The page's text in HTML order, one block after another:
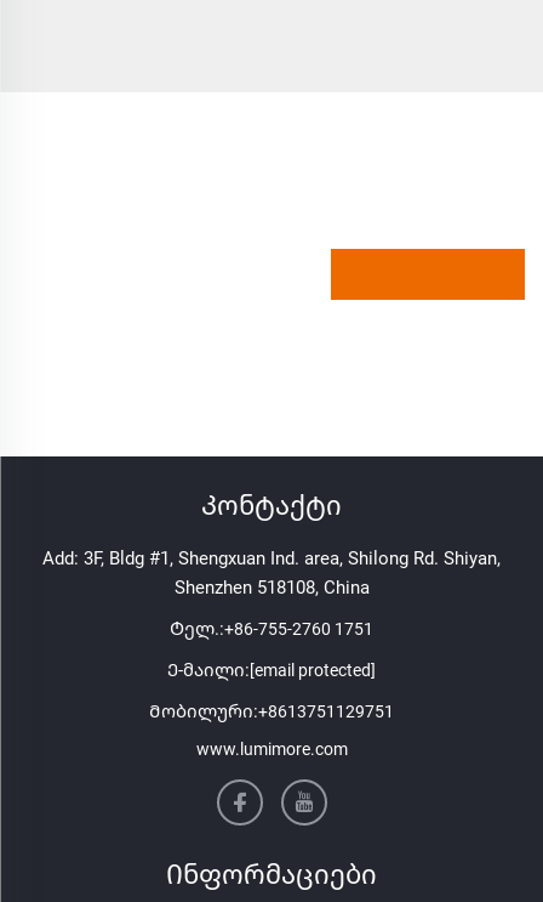
Კონტაქტი
Add: 3F, Bldg #1, Shengxuan Ind. area, Shilong Rd. Shiyan,
Shenzhen 518108, China
Ტელ.:+86-755-2760 1751
Ე-მაილი:[email protected]
Მობილური:+8613751129751
www.lumimore.com
Ინფორმაციები